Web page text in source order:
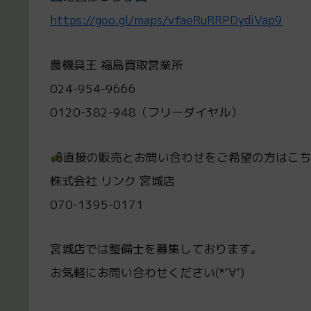
https://goo.gl/maps/vfaeRuRRPDydiVap9
農機具王 福島買取営業所
024-954-9666
0120-382-948（フリーダイヤル）
直接の販売とお問い合わせをご希望の方はこ
株式会社 リンク 宮城店
070-1395-0171
宮城店では整備士を募集しております。
お気軽にお問い合わせください(*‘∀‘)